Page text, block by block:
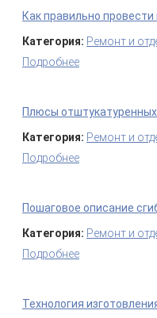
Как правильно
Категория: Ремонт и
Подробнее
Плюсы
Категория: Ремонт и
Подробнее
Пошаговое описание
Категория: Ремонт и
Подробнее
Технология